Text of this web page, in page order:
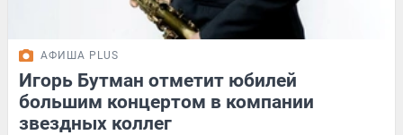
АФИША PLUS
Игорь Бутман отметит юбилей
большим концертом в компании
звездных коллег